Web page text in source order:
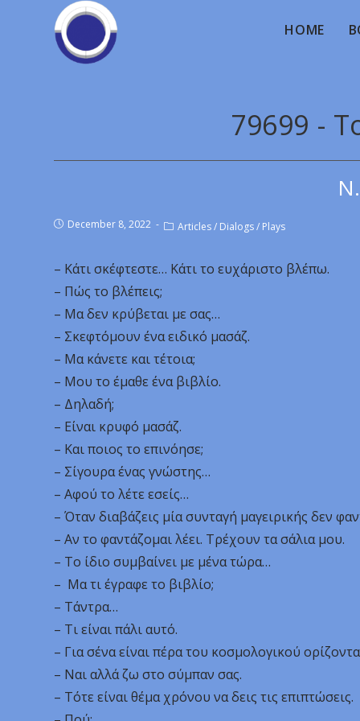
HOME
79699 -
December 8, 2022 Articles/ Dialogs/ Plays
– Κάτι σκέφτεστε… Κάτι το ευχάριστο βλέπω.
– Πώς το βλέπεις;
– Μα δεν κρύβεται με σας…
– Σκεφτόμουν ένα ειδικό μασάζ.
– Μα κάνετε και τέτοια;
– Μου το έμαθε ένα βιβλίο.
– Δηλαδή;
– Είναι κρυφό μασάζ.
– Και ποιος το επινόησε;
– Σίγουρα ένας γνώστης…
– Αφού το λέτε εσείς…
– Όταν διαβάζεις μία συνταγή μαγειρικής δεν
– Αν το φαντάζομαι λέει. Τρέχουν τα σάλια μου.
– Το ίδιο συμβαίνει με μένα τώρα…
– Μα τι έγραφε το βιβλίο;
– Τάντρα…
– Τι είναι πάλι αυτό.
– Για σένα είναι πέρα του κοσμολογικού
– Ναι αλλά ζω στο σύμπαν σας.
– Τότε είναι θέμα χρόνου να δεις τις επιπτώσεις.